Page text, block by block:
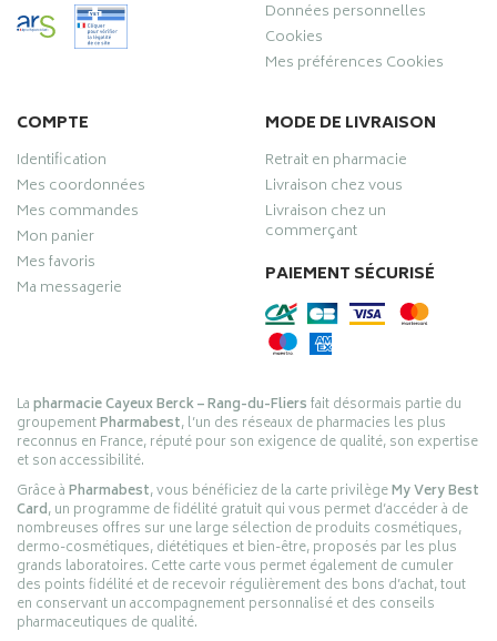
Données personnelles
Cookies
Mes préférences Cookies
COMPTE
Identification
Mes coordonnées
Mes commandes
Mon panier
Mes favoris
Ma messagerie
MODE DE LIVRAISON
Retrait en pharmacie
Livraison chez vous
Livraison chez un
commerçant
PAIEMENT SÉCURISÉ
Lapharmacie Cayeux Berck – Rang-du-Fliersfait désormais partie du
groupementPharmabest, l’un des réseaux de pharmacies les plus
reconnus en France, réputé pour son exigence de qualité, son expertise
et son accessibilité.
Grâce àPharmabest, vous bénéficiez de la carte privilègeMy Very Best
Card, un programme de fidélité gratuit qui vous permet d’accéder à de
nombreuses offres sur une large sélection de produits cosmétiques,
dermo-cosmétiques, diététiques et bien-être, proposés par les plus
grands laboratoires. Cette carte vous permet également de cumuler
des points fidélité et de recevoir régulièrement des bons d’achat, tout
en conservant un accompagnement personnalisé et des conseils
pharmaceutiques de qualité.